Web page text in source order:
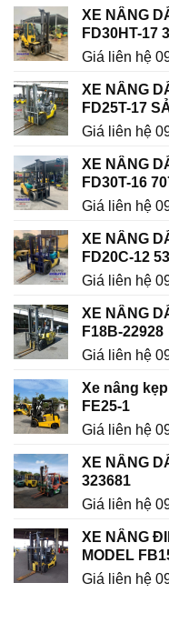
XE NÂNG
FD30HT-17
Giá liên hệ
XE NÂNG
FD25T-17
Giá liên hệ
XE NÂNG
FD30T-16
Giá liên hệ
XE NÂNG
FD20C-12
Giá liên hệ
XE NÂNG
F18B-22928
Giá liên hệ
Xe nâng
FE25-1
Giá liên hệ
XE NÂNG
323681
Giá liên hệ
XE NÂNG
MODEL
Giá liên hệ